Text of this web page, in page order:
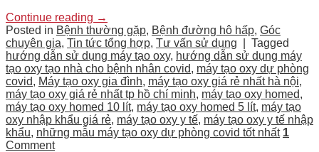
Continue reading →
Posted in Bệnh thường gặp, Bệnh đường hô hấp, Góc
chuyên gia, Tin tức tổng hợp, Tư vấn sử dụng
Tagged
hướng dẫn sử dụng máy tạo oxy, hướng dẫn sử dụng máy
tạo oxy tạo nhà cho bệnh nhân covid, máy tạo oxy dự phòng
covid, Máy tạo oxy gia đình, máy tạo oxy giá rẻ nhất hà nội,
máy tạo oxy giá rẻ nhất tp hồ chí minh, máy tạo oxy homed,
máy tạo oxy homed 10 lít, máy tạo oxy homed 5 lít, máy tạo
oxy nhập khẩu giá rẻ, máy tạo oxy y tế, máy tạo oxy y tế nhập
khẩu, những mẫu máy tạo oxy dự phòng covid tốt nhất 1
Comment